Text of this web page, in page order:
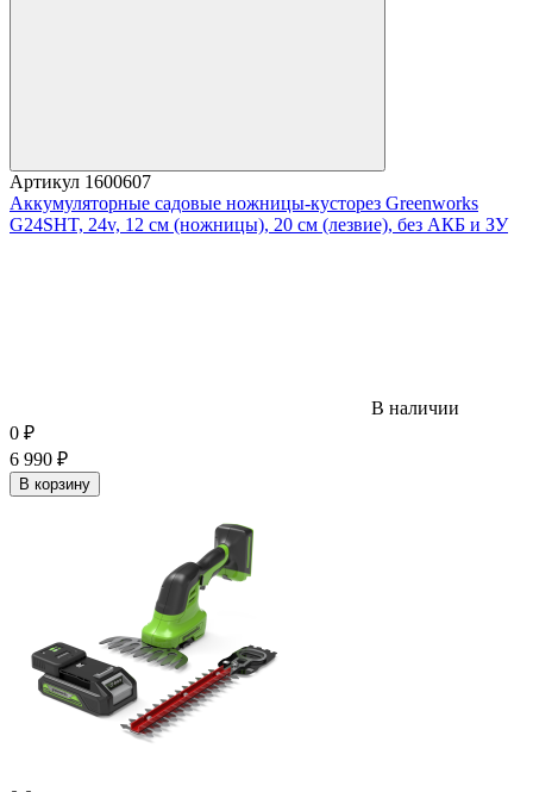
Артикул 1600607
Аккумуляторные садовые ножницы-кусторез Greenworks
G24SHT, 24v, 12 см (ножницы), 20 см (лезвие), без АКБ и ЗУ
В наличии
0 ₽
6 990 ₽
В корзину